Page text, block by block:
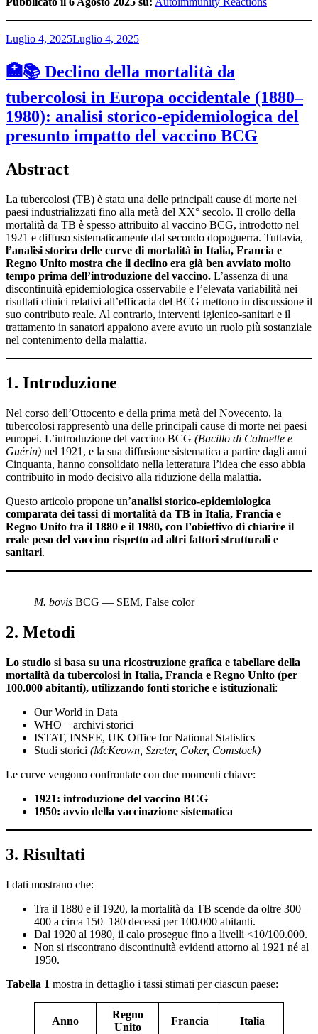
Pubblicato
Luglio 4, 2025Luglio 4, 2025
🏥📚 Declino della mortalità da
tubercolosi in Europa occidentale (1880–
1980): analisi storico-epidemiologica del
presunto impatto del vaccino BCG
Abstract
La tubercolosi (TB) è stata una delle principali cause di morte nei
paesi industrializzati fino alla metà del XX° secolo. Il crollo della
mortalità da TB è spesso attribuito al vaccino BCG, introdotto nel
1921 e diffuso sistematicamente dal secondo dopoguerra. Tuttavia,
l’analisi storica delle curve di mortalità in Italia, Francia e
Regno Unito mostra che il declino era già ben avviato molto
tempo prima dell’introduzione del vaccino. L’assenza di una
discontinuità epidemiologica osservabile e l’elevata variabilità nei
risultati clinici relativi all’efficacia del BCG mettono in discussione il
suo contributo reale. Al contrario, interventi igienico-sanitari e il
trattamento in sanatori appaiono avere avuto un ruolo più sostanziale
nel contenimento della malattia.
1. Introduzione
Nel corso dell’Ottocento e della prima metà del Novecento, la
tubercolosi rappresentò una delle principali cause di morte nei paesi
europei. L’introduzione del vaccino BCG (Bacillo di Calmette e
Guérin) nel 1921, e la sua diffusione sistematica a partire dagli anni
Cinquanta, hanno consolidato nella letteratura l’idea che esso abbia
contribuito in modo decisivo alla riduzione della malattia.
Questo articolo propone un’analisi storico-epidemiologica
comparata dei tassi di mortalità da TB in Italia, Francia e
Regno Unito tra il 1880 e il 1980, con l’obiettivo di chiarire il
reale peso del vaccino rispetto ad altri fattori strutturali e
sanitari.
M. bovis BCG — SEM, False color
2. Metodi
Lo studio si basa su una ricostruzione grafica e tabellare della
mortalità da tubercolosi in Italia, Francia e Regno Unito (per
100.000 abitanti), utilizzando fonti storiche e istituzionali:
Our World in Data
WHO – archivi storici
ISTAT, INSEE, UK Office for National Statistics
Studi storici (McKeown, Szreter, Coker, Comstock)
Le curve vengono confrontate con due momenti chiave:
1921: introduzione del vaccino BCG
1950: avvio della vaccinazione sistematica
3. Risultati
I dati mostrano che:
Tra il 1880 e il 1920, la mortalità da TB scende da oltre 300–
400 a circa 150–180 decessi per 100.000 abitanti.
Dal 1920 al 1980, il calo prosegue fino a livelli <10/100.000.
Non si riscontrano discontinuità evidenti attorno al 1921 né al
1950.
Tabella 1 mostra in dettaglio i tassi stimati per ciascun paese:
Anno
Regno
Unito
Francia Italia